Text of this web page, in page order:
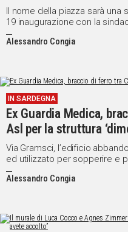
Il nome della piazza sarà
19 inaugurazione con la
Alessandro Congia
IN SARDEGNA
Ex Guardia Medica,
Asl per la struttura
Via Gramsci, l’edificio
ed utilizzato per sopperire e
insufficienti
Alessandro Congia